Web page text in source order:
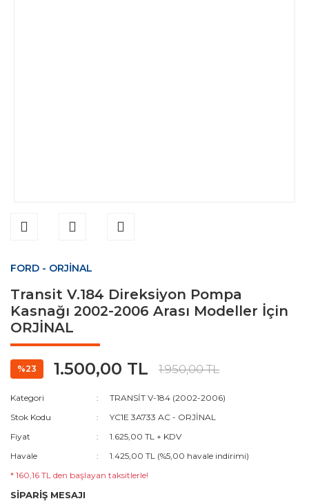
FORD - ORJİNAL
Transit V.184 Direksiyon Pompa
Kasnağı 2002-2006 Arası Modeller İçin
ORJİNAL
%23 1.500,00 TL 1.950,00 TL
Kategori
TRANSİT V-184 (2002-2006)
Stok Kodu
YC1E 3A733 AC - ORJİNAL
Fiyat
1.625,00 TL + KDV
Havale
1.425,00 TL (%5,00 havale indirimi)
* 160,16 TL den başlayan taksitlerle!
SİPARİŞ MESAJI